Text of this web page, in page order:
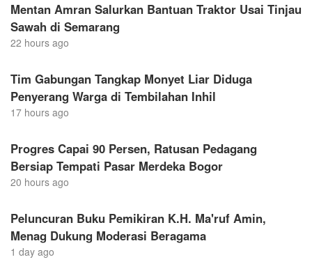
Mentan Amran Salurkan Bantuan Traktor Usai Tinjau
Sawah di Semarang
22 hours ago
Tim Gabungan Tangkap Monyet Liar Diduga
Penyerang Warga di Tembilahan Inhil
17 hours ago
Progres Capai 90 Persen, Ratusan Pedagang
Bersiap Tempati Pasar Merdeka Bogor
20 hours ago
Peluncuran Buku Pemikiran K.H. Ma'ruf Amin,
Menag Dukung Moderasi Beragama
1 day ago